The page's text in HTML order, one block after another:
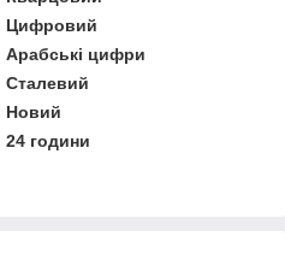
Цифровий
Арабські цифри
Сталевий
Новий
24 години